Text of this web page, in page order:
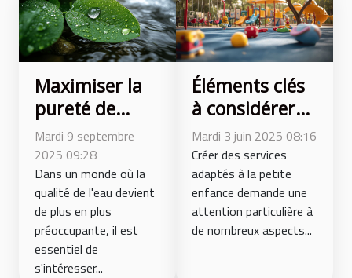
Maximiser la
pureté de
votre eau : les
avantages de
l'osmose
inverse
Mardi 9 septembre
2025 09:28
Dans un monde où la
qualité de l'eau devient
de plus en plus
préoccupante, il est
essentiel de
s'intéresser...
Éléments clés
à considérer
lors de la
création de
services pour
la petite
enfance
Mardi 3 juin 2025 08:16
Créer des services
adaptés à la petite
enfance demande une
attention particulière à
de nombreux aspects...